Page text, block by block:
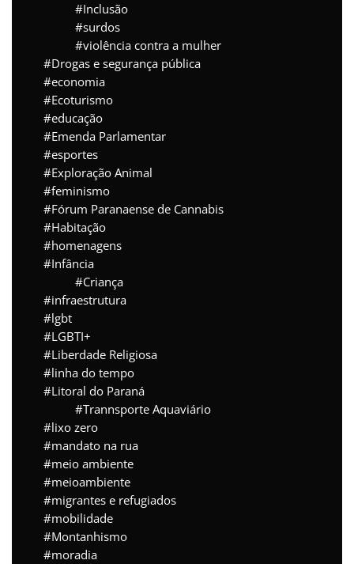
Inclusão
surdos
violência contra a mulher
Drogas e segurança pública
economia
Ecoturismo
educação
Emenda Parlamentar
esportes
Exploração Animal
feminismo
Fórum Paranaense de Cannabis
Habitação
homenagens
Infância
Criança
infraestrutura
lgbt
LGBTI+
Liberdade Religiosa
linha do tempo
Litoral do Paraná
Trannsporte Aquaviário
lixo zero
mandato na rua
meio ambiente
meioambiente
migrantes e refugiados
mobilidade
Montanhismo
moradia